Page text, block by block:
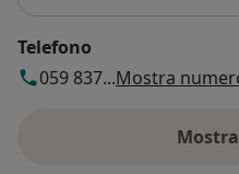
Telefono
059 837...Mostra